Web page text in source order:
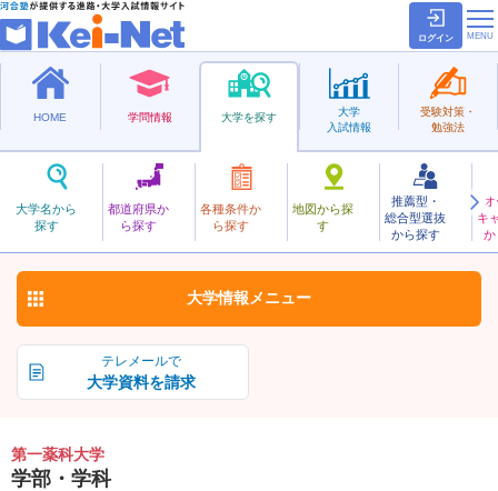
ログイン
HOME 学問情報 大学を探す
大学名から
探す
都道府県か
ら探す
各種条件か
ら探す
地図から探
す
推薦型・
総合型選抜
から探す
キ
か
大学
入試情報
受験対策・
勉強法
私立
だいいちやっか
第一薬科大学 お気に入り
テレメールで
大学資料を請求
大学情報 メニュー
第一薬科大学
学部・学科